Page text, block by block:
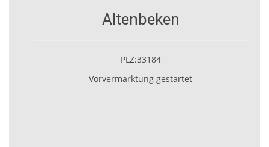
Altenbeken
PLZ:33184
Vorvermarktung gestartet